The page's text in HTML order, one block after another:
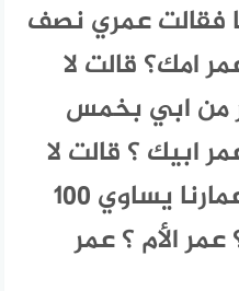
فقالت عمري نصف
امك؟ قالت لا
من ابي بخمس
ابيك ؟ قالت لا
اعلم . ولكن مجموع أعمارنا يساوي ١٠٠
الأم ؟ عمر